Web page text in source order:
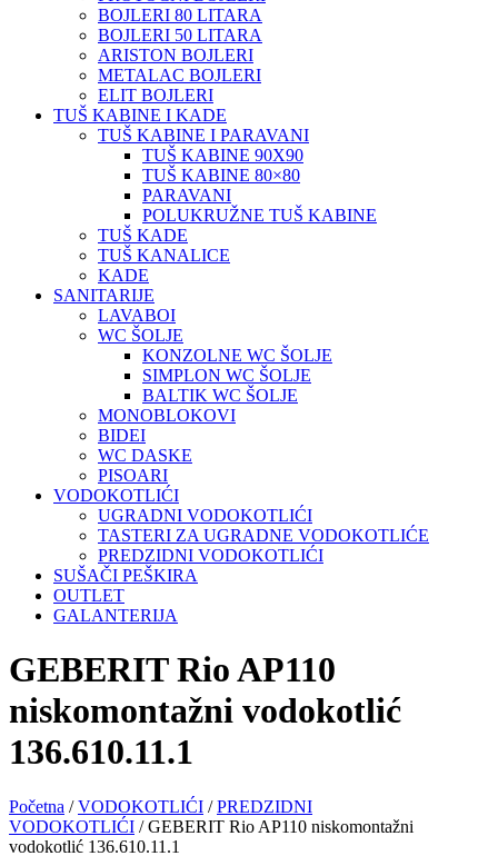
BOJLERI 80 LITARA
BOJLERI 50 LITARA
ARISTON BOJLERI
METALAC BOJLERI
ELIT BOJLERI
TUŠ KABINE I KADE
TUŠ KABINE I PARAVANI
TUŠ KABINE 90X90
TUŠ KABINE 80×80
PARAVANI
POLUKRUŽNE TUŠ KABINE
TUŠ KADE
TUŠ KANALICE
KADE
SANITARIJE
LAVABOI
WC ŠOLJE
KONZOLNE WC ŠOLJE
SIMPLON WC ŠOLJE
BALTIK WC ŠOLJE
MONOBLOKOVI
BIDEI
WC DASKE
PISOARI
VODOKOTLIĆI
UGRADNI VODOKOTLIĆI
TASTERI ZA UGRADNE VODOKOTLIĆE
PREDZIDNI VODOKOTLIĆI
SUŠAČI PEŠKIRA
OUTLET
GALANTERIJA
GEBERIT Rio AP110
niskomontažni vodokotlić
136.610.11.1
Početna /VODOKOTLIĆI /PREDZIDNI
VODOKOTLIĆI / GEBERIT Rio AP110 niskomontažni
vodokotlić 136.610.11.1